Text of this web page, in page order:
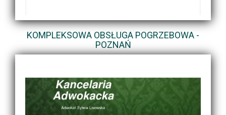
KOMPLEKSOWA OBSŁUGA POGRZEBOWA -
POZNAŃ